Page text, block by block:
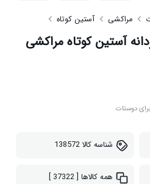
مراکشی آستین کوتاه
آستین کوتاه مراکشی
دوستات
شناسه کالا138572
همه کالاها [ 37322 ]